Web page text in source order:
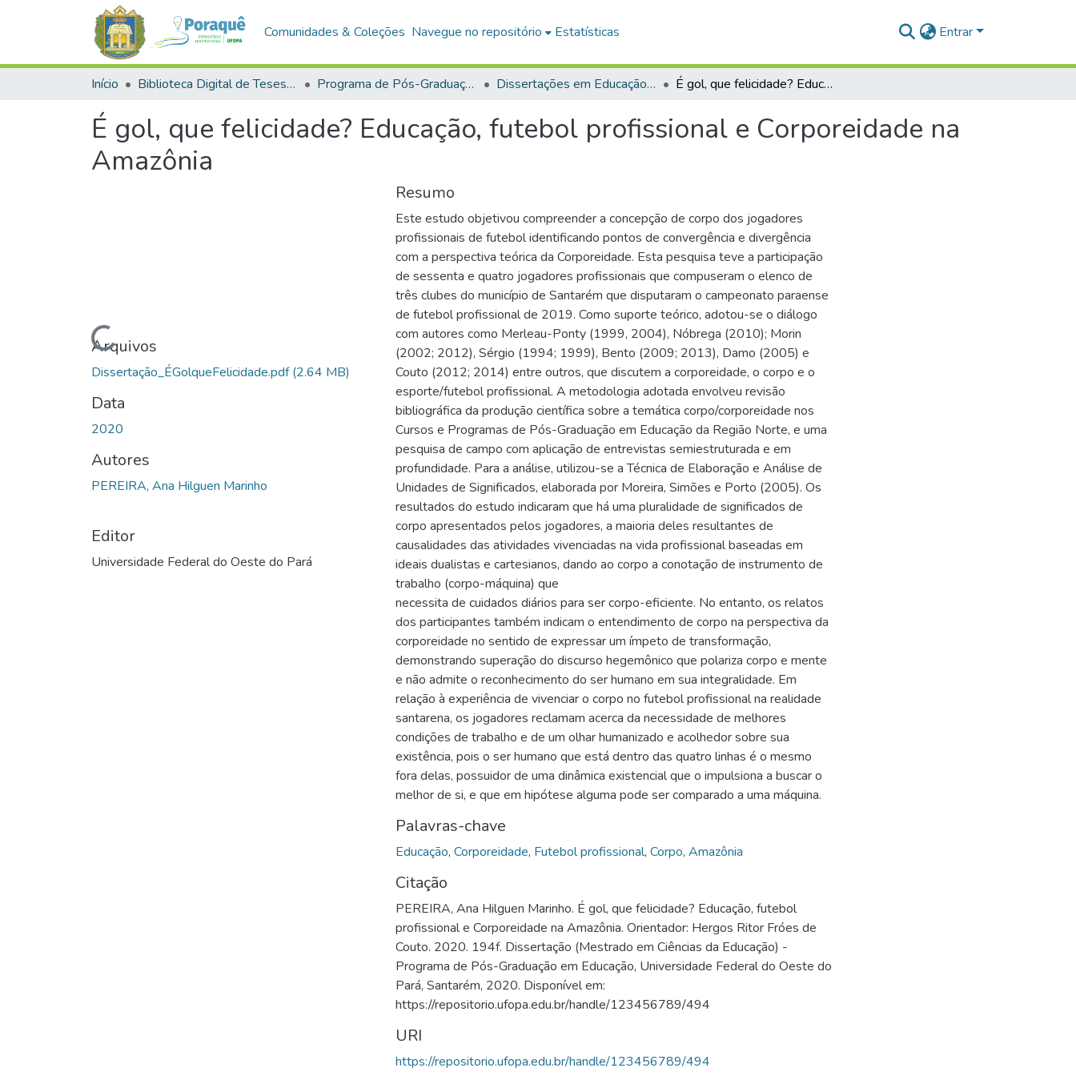
Comunidades & Coleções Navegue no repositório Estatísticas Entrar
Início Biblioteca Digital de Teses e Dissertações (BDTD) Programa de Pós-Graduação em Educação (PPGE) Dissertações em Educação (Mestrado) É gol, que felicidade? Educação, futebol profissional e Corporeidade na Amazônia
É gol, que felicidade? Educação, futebol profissional e Corporeidade na
Amazônia
Carregando...
Arquivos
Dissertação_ÉGolqueFelicidade.pdf(2.64 MB)
Data
2020
Autores
PEREIRA, Ana Hilguen Marinho
Editor
Universidade Federal do Oeste do Pará
Resumo
Este estudo objetivou compreender a concepção de corpo dos jogadores
profissionais de futebol identificando pontos de convergência e divergência
com a perspectiva teórica da Corporeidade. Esta pesquisa teve a participação
de sessenta e quatro jogadores profissionais que compuseram o elenco de
três clubes do município de Santarém que disputaram o campeonato paraense
de futebol profissional de 2019. Como suporte teórico, adotou-se o diálogo
com autores como Merleau-Ponty (1999, 2004), Nóbrega (2010); Morin
(2002; 2012), Sérgio (1994; 1999), Bento (2009; 2013), Damo (2005) e
Couto (2012; 2014) entre outros, que discutem a corporeidade, o corpo e o
esporte/futebol profissional. A metodologia adotada envolveu revisão
bibliográfica da produção científica sobre a temática corpo/corporeidade nos
Cursos e Programas de Pós-Graduação em Educação da Região Norte, e uma
pesquisa de campo com aplicação de entrevistas semiestruturada e em
profundidade. Para a análise, utilizou-se a Técnica de Elaboração e Análise de
Unidades de Significados, elaborada por Moreira, Simões e Porto (2005). Os
resultados do estudo indicaram que há uma pluralidade de significados de
corpo apresentados pelos jogadores, a maioria deles resultantes de
causalidades das atividades vivenciadas na vida profissional baseadas em
ideais dualistas e cartesianos, dando ao corpo a conotação de instrumento de
trabalho (corpo-máquina) que
necessita de cuidados diários para ser corpo-eficiente. No entanto, os relatos
dos participantes também indicam o entendimento de corpo na perspectiva da
corporeidade no sentido de expressar um ímpeto de transformação,
demonstrando superação do discurso hegemônico que polariza corpo e mente
e não admite o reconhecimento do ser humano em sua integralidade. Em
relação à experiência de vivenciar o corpo no futebol profissional na realidade
santarena, os jogadores reclamam acerca da necessidade de melhores
condições de trabalho e de um olhar humanizado e acolhedor sobre sua
existência, pois o ser humano que está dentro das quatro linhas é o mesmo
fora delas, possuidor de uma dinâmica existencial que o impulsiona a buscar o
melhor de si, e que em hipótese alguma pode ser comparado a uma máquina.
Palavras-chave
Educação, Corporeidade, Futebol profissional, Corpo, Amazônia
Citação
PEREIRA, Ana Hilguen Marinho. É gol, que felicidade? Educação, futebol
profissional e Corporeidade na Amazônia. Orientador: Hergos Ritor Fróes de
Couto. 2020. 194f. Dissertação (Mestrado em Ciências da Educação) -
Programa de Pós-Graduação em Educação, Universidade Federal do Oeste do
Pará, Santarém, 2020. Disponível em:
https://repositorio.ufopa.edu.br/handle/123456789/494
URI
https://repositorio.ufopa.edu.br/handle/123456789/494